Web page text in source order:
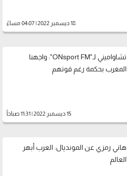
18 ديسمبر 2022 | 04:07 مساءً
تشاواميني لـ"ONsport FM": واجهنا
المغرب بحكمة رغم قوتهم
15 ديسمبر 2022 | 11:31 صباحاً
هاني رمزي عن المونديال: العرب أبهر
العالم